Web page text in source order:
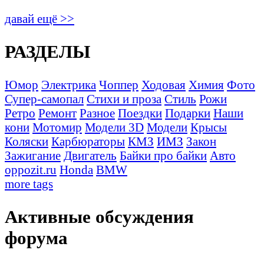
давай ещё >>
РАЗДЕЛЫ
Юмор Электрика Чоппер Ходовая Химия Фото
Супер-самопал Стихи и проза Стиль Рожи
Ретро Ремонт Разное Поездки Подарки Наши
кони Мотомир Модели 3D Модели Крысы
Коляски Карбюраторы КМЗ ИМЗ Закон
Зажигание Двигатель Байки про байки Авто
oppozit.ru Honda BMW
more tags
Активные обсуждения
форума